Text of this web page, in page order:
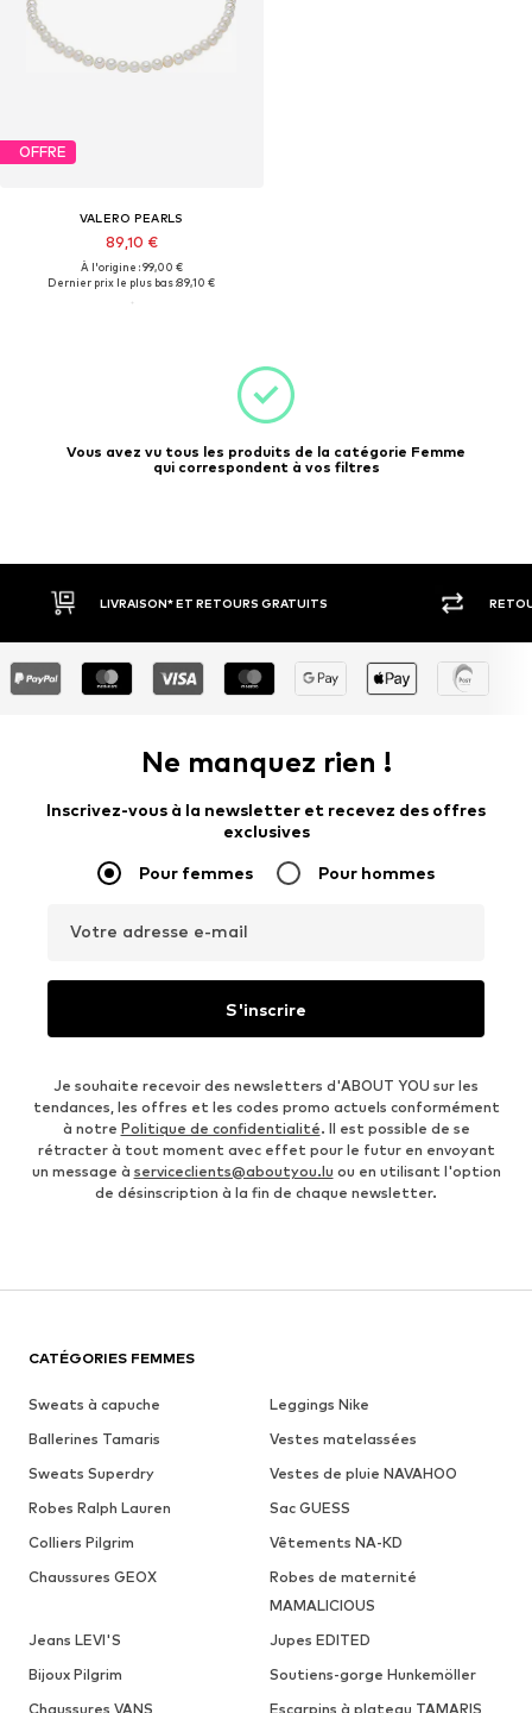
OFFRE
VALERO PEARLS
89,10 €
À l'origine : 99,00 €
Dernier prix le plus bas :89,10 €
Vous avez vu tous les produits de la catégorie Femme
qui correspondent à vos filtres
RETOUR SOUS 30 JOURS
Ne manquez rien !
Inscrivez-vous à la newsletter et recevez des offres
exclusives
Pour femmes Pour hommes
Votre adresse e-mail
S'inscrire
Je souhaite recevoir des newsletters d'ABOUT YOU sur les
tendances, les offres et les codes promo actuels conformément
à notre Politique de confidentialité. Il est possible de se
rétracter à tout moment avec effet pour le futur en envoyant
un message à serviceclients@aboutyou.lu ou en utilisant l'option
de désinscription à la fin de chaque newsletter.
CATÉGORIES FEMMES
Sweats à capuche
Leggings Nike
Ballerines Tamaris
Vestes matelassées
Sweats Superdry
Vestes de pluie NAVAHOO
Robes Ralph Lauren
Sac GUESS
Colliers Pilgrim
Vêtements NA-KD
Chaussures GEOX
Robes de maternité
MAMALICIOUS
Jeans LEVI'S
Jupes EDITED
Bijoux Pilgrim
Soutiens-gorge Hunkemöller
Chaussures VANS
Escarpins à plateau TAMARIS